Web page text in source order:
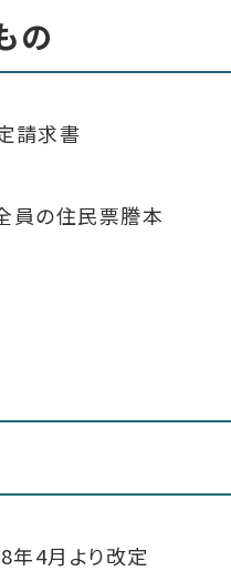
の
請求書
員の住民票謄本
4月より改定